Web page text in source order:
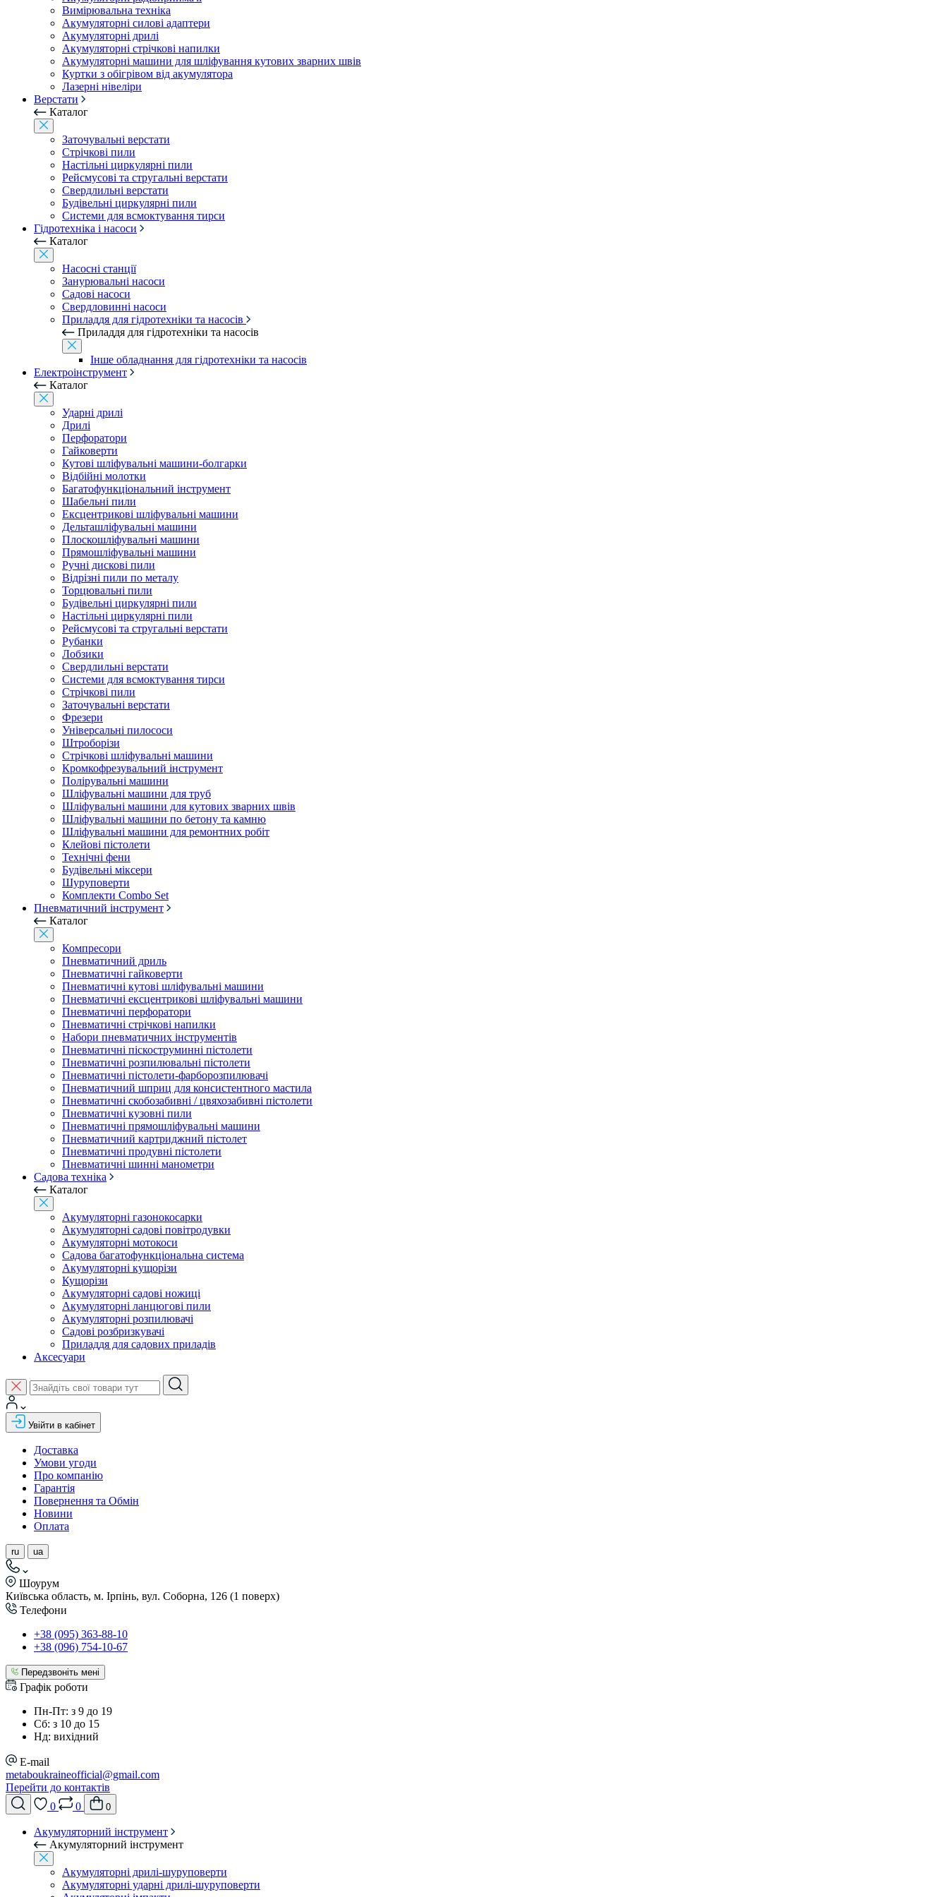
Вимірювальна техніка
Акумуляторні силові адаптери
Акумуляторні дрилі
Акумуляторні стрічкові напилки
Акумуляторні машини для шліфування кутових зварних швів
Куртки з обігрівом від акумулятора
Лазерні нівеліри
Верстати
Каталог
Заточувальні верстати
Стрічкові пили
Настільні циркулярні пили
Рейсмусові та стругальні верстати
Свердлильні верстати
Будівельні циркулярні пили
Системи для всмоктування тирси
Гідротехніка і насоси
Каталог
Насосні станції
Занурювальні насоси
Садові насоси
Свердловинні насоси
Приладдя для гідротехніки та насосів
Приладдя для гідротехніки та насосів
Інше обладнання для гідротехніки та насосів
Електроінструмент
Каталог
Ударні дрилі
Дрилі
Перфоратори
Гайковерти
Кутові шліфувальні машини-болгарки
Відбійні молотки
Багатофункціональний інструмент
Шабельні пили
Ексцентрикові шліфувальні машини
Дельташліфувальні машини
Плоскошліфувальні машини
Прямошліфувальні машини
Ручні дискові пили
Відрізні пили по металу
Торцювальні пили
Будівельні циркулярні пили
Настільні циркулярні пили
Рейсмусові та стругальні верстати
Рубанки
Лобзики
Свердлильні верстати
Системи для всмоктування тирси
Стрічкові пили
Заточувальні верстати
Фрезери
Універсальні пилососи
Штроборізи
Стрічкові шліфувальні машини
Кромкофрезувальний інструмент
Полірувальні машини
Шліфувальні машини для труб
Шліфувальні машини для кутових зварних швів
Шліфувальні машини по бетону та камню
Шліфувальні машини для ремонтних робіт
Клейові пістолети
Технічні фени
Будівельні міксери
Шуруповерти
Комплекти Combo Set
Пневматичний інструмент
Каталог
Компресори
Пневматичний дриль
Пневматичні гайковерти
Пневматичні кутові шліфувальні машини
Пневматичні ексцентрикові шліфувальні машини
Пневматичні перфоратори
Пневматичні стрічкові напилки
Набори пневматичних інструментів
Пневматичні піскоструминні пістолети
Пневматичні розпилювальні пістолети
Пневматичні пістолети-фарборозпилювачі
Пневматичний шприц для консистентного мастила
Пневматичні скобозабивні / цвяхозабивні пістолети
Пневматичні кузовні пили
Пневматичні прямошліфувальні машини
Пневматичний картриджний пістолет
Пневматичні продувні пістолети
Пневматичні шинні манометри
Садова техніка
Каталог
Акумуляторні газонокосарки
Акумуляторні садові повітродувки
Акумуляторні мотокоси
Садова багатофункціональна система
Акумуляторні кущорізи
Кущорізи
Акумуляторні садові ножиці
Акумуляторні ланцюгові пили
Акумуляторні розпилювачі
Садові розбризкувачі
Приладдя для садових приладів
Аксесуари
Увійти в кабінет
Доставка
Умови угоди
Про компанію
Гарантія
Повернення та Обмін
Новини
Оплата
ru ua
Шоурум
Київська область, м. Ірпінь, вул. Соборна, 126 (1 поверх)
Телефони
+38 (095) 363-88-10
+38 (096) 754-10-67
Передзвоніть мені
Графік роботи
Пн-Пт: з 9 до 19
Сб: з 10 до 15
Нд: вихідний
E-mail
metaboukraineofficial@gmail.com
Перейти до контактів
0
0 0
Акумуляторний інструмент
Акумуляторний інструмент
Акумуляторні дрилі-шуруповерти
Акумуляторні ударні дрилі-шуруповерти